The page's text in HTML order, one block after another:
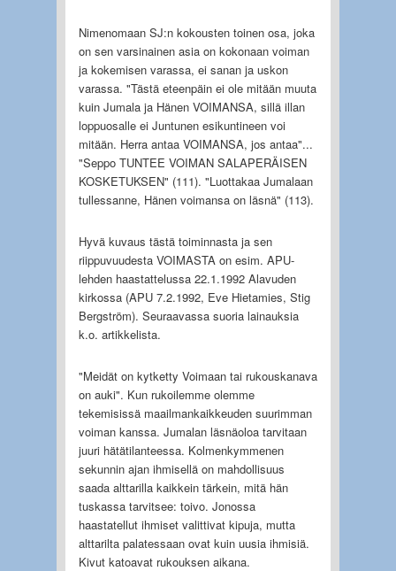
Nimenomaan SJ:n kokousten toinen osa, joka
on sen varsinainen asia on kokonaan voiman
ja kokemisen varassa, ei sanan ja uskon
varassa. "Tästä eteenpäin ei ole mitään muuta
kuin Jumala ja Hänen VOIMANSA, sillä illan
loppuosalle ei Juntunen esikuntineen voi
mitään. Herra antaa VOIMANSA, jos antaa"...
"Seppo TUNTEE VOIMAN SALAPERÄISEN
KOSKETUKSEN" (111). "Luottakaa Jumalaan
tullessanne, Hänen voimansa on läsnä" (113).
Hyvä kuvaus tästä toiminnasta ja sen
riippuvuudesta VOIMASTA on esim. APU-
lehden haastattelussa 22.1.1992 Alavuden
kirkossa (APU 7.2.1992, Eve Hietamies, Stig
Bergström). Seuraavassa suoria lainauksia
k.o. artikkelista.
"Meidät on kytketty Voimaan tai rukouskanava
on auki". Kun rukoilemme olemme
tekemisissä maailmankaikkeuden suurimman
voiman kanssa. Jumalan läsnäoloa tarvitaan
juuri hätätilanteessa. Kolmenkymmenen
sekunnin ajan ihmisellä on mahdollisuus
saada alttarilla kaikkein tärkein, mitä hän
tuskassa tarvitsee: toivo. Jonossa
haastatellut ihmiset valittivat kipuja, mutta
alttarilta palatessaan ovat kuin uusia ihmisiä.
Kivut katoavat rukouksen aikana.